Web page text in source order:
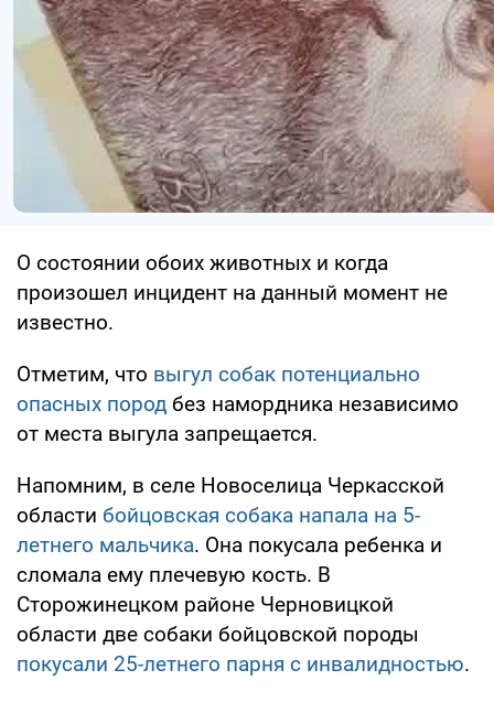
О состоянии обоих животных и когда
произошел инцидент на данный момент не
известно.
Отметим, что выгул собак потенциально
опасных пород без намордника независимо
от места выгула запрещается.
Напомним, в селе Новоселица Черкасской
области бойцовская собака напала на 5-
летнего мальчика. Она покусала ребенка и
сломала ему плечевую кость. В
Сторожинецком районе Черновицкой
области две собаки бойцовской породы
покусали 25-летнего парня с инвалидностью.